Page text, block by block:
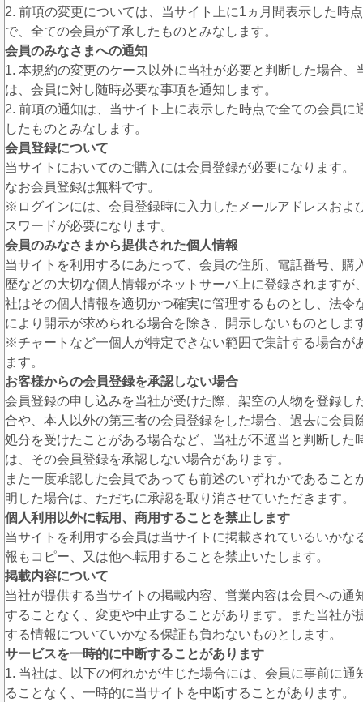
2. 前項の変更については、当サイト上に1ヵ月間表示した時点
で、全ての会員が了承したものとみなします。
会員のみなさまへの通知
1. 本規約の変更のケース以外に当社が必要と判断した場合、
は、会員に対し随時必要な事項を通知します。
2. 前項の通知は、当サイト上に表示した時点で全ての会員に
したものとみなします。
会員登録について
当サイトにおいてのご購入には会員登録が必要になります。
なお会員登録は無料です。
※ログインには、会員登録時に入力したメールアドレスおよ
スワードが必要になります。
会員のみなさまから提供された個人情報
当サイトを利用するにあたって、会員の住所、電話番号、購
歴などの大切な個人情報がネットサーバ上に登録されますが
社はその個人情報を適切かつ確実に管理するものとし、法令
により開示が求められる場合を除き、開示しないものとしま
※チャートなど一個人が特定できない範囲で集計する場合が
ます。
お客様からの会員登録を承認しない場合
会員登録の申し込みを当社が受けた際、架空の人物を登録し
合や、本人以外の第三者の会員登録をした場合、過去に会員
処分を受けたことがある場合など、当社が不適当と判断した
は、その会員登録を承認しない場合があります。
また一度承認した会員であっても前述のいずれかであること
明した場合は、ただちに承認を取り消させていただきます。
個人利用以外に転用、商用することを禁止します
当サイトを利用する会員は当サイトに掲載されているいかな
報もコピー、又は他へ転用することを禁止いたします。
掲載内容について
当社が提供する当サイトの掲載内容、営業内容は会員への通
することなく、変更や中止することがあります。また当社が
する情報についていかなる保証も負わないものとします。
サービスを一時的に中断することがあります
1. 当社は、以下の何れかが生じた場合には、会員に事前に通
ることなく、一時的に当サイトを中断することがあります。